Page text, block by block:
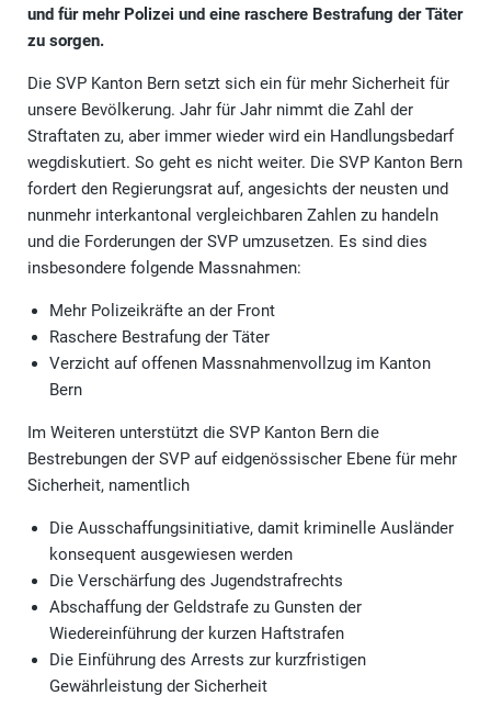
und für mehr Polizei und eine raschere Bestrafung der Täter
zu sorgen.
Die SVP Kanton Bern setzt sich ein für mehr Sicherheit für
unsere Bevölkerung. Jahr für Jahr nimmt die Zahl der
Straftaten zu, aber immer wieder wird ein Handlungsbedarf
wegdiskutiert. So geht es nicht weiter. Die SVP Kanton Bern
fordert den Regierungsrat auf, angesichts der neusten und
nunmehr interkantonal vergleichbaren Zahlen zu handeln
und die Forderungen der SVP umzusetzen. Es sind dies
insbesondere folgende Massnahmen:
Mehr Polizeikräfte an der Front
Raschere Bestrafung der Täter
Verzicht auf offenen Massnahmenvollzug im Kanton
Bern
Im Weiteren unterstützt die SVP Kanton Bern die
Bestrebungen der SVP auf eidgenössischer Ebene für mehr
Sicherheit, namentlich
Die Ausschaffungsinitiative, damit kriminelle Ausländer
konsequent ausgewiesen werden
Die Verschärfung des Jugendstrafrechts
Abschaffung der Geldstrafe zu Gunsten der
Wiedereinführung der kurzen Haftstrafen
Die Einführung des Arrests zur kurzfristigen
Gewährleistung der Sicherheit